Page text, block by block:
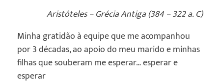
Aristóteles – Grécia Antiga (384 – 322 a. C)
Minha gratidão à equipe que me acompanhou
por 3 décadas, ao apoio do meu marido e minhas
filhas que souberam me esperar… esperar e
esperar